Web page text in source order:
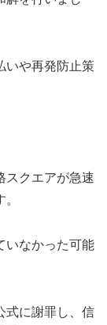
いや再発防止策
スクエアが急速
いなかった可能
式に謝罪し、信